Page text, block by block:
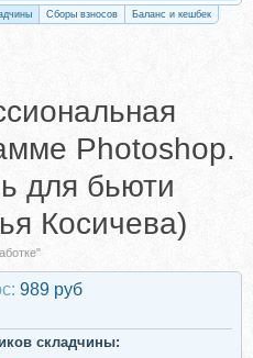
Сборы взносов Баланс и кешбек
Photoshop.
для бьюти
Косичева)
989 руб
складчины: